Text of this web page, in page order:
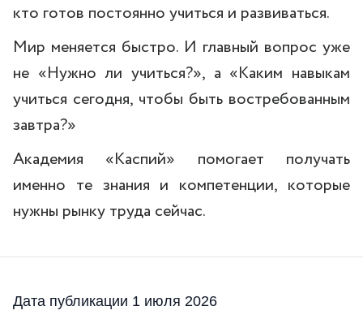
кто готов постоянно учиться и развиваться.
Мир меняется быстро. И главный вопрос уже
не «Нужно ли учиться?», а «Каким навыкам
учиться сегодня, чтобы быть востребованным
завтра?»
Академия «Каспий» помогает получать
именно те знания и компетенции, которые
нужны рынку труда сейчас.
Дата публикации 1 июля 2026